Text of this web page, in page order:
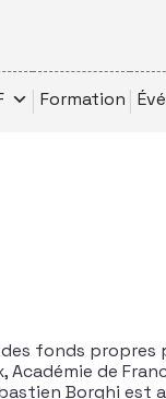
Formation
fonds propres
de
Borghi est